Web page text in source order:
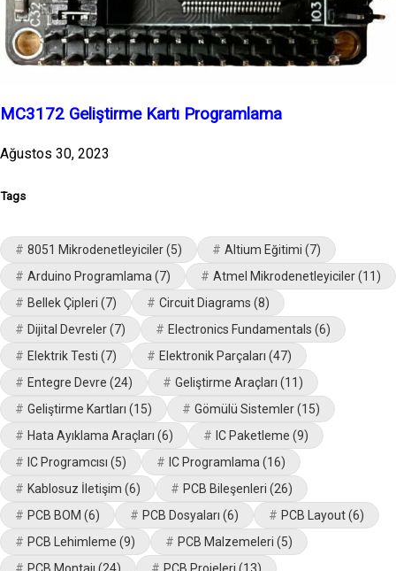
MC3172 Geliştirme Kartı Programlama
Ağustos 30, 2023
Tags
8051 Mikrodenetleyiciler(5) Altium Eğitimi (7)
Arduino Programlama (7) Atmel Mikrodenetleyiciler(11)
Bellek Çipleri (7) Circuit Diagrams (8)
Dijital Devreler(7) Electronics Fundamentals (6)
Elektrik Testi (7) Elektronik Parçaları (47)
Entegre Devre (24) Geliştirme Araçları (11)
Geliştirme Kartları (15) Gömülü Sistemler(15)
Hata Ayıklama Araçları (6) IC Paketleme (9)
IC Programcısı (5) IC Programlama (16)
Kablosuz İletişim (6) PCB Bileşenleri (26)
PCB BOM (6) PCB Dosyaları (6) PCB Layout(6)
PCB Lehimleme (9) PCB Malzemeleri (5)